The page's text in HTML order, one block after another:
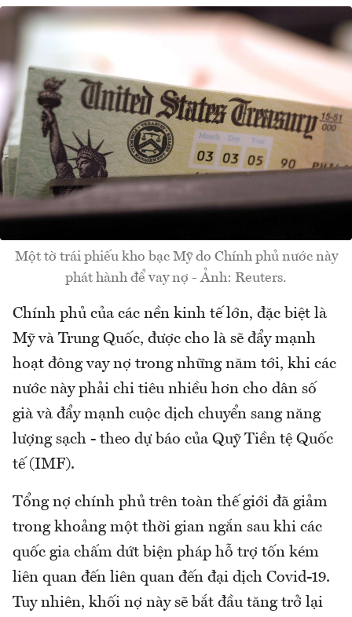
Một tờ trái phiếu kho bạc Mỹ do Chính phủ nước này
phát hành để vay nợ - Ảnh: Reuters.
Chính phủ của các nền kinh tế lớn, đặc biệt là
Mỹ và Trung Quốc, được cho là sẽ đẩy mạnh
hoạt đông vay nợ trong những năm tới, khi các
nước này phải chi tiêu nhiều hơn cho dân số
già và đẩy mạnh cuộc dịch chuyển sang năng
lượng sạch - theo dự báo của Quỹ Tiền tệ Quốc
tế (IMF).
Tổng nợ chính phủ trên toàn thế giới đã giảm
trong khoảng một thời gian ngắn sau khi các
quốc gia chấm dứt biện pháp hỗ trợ tốn kém
liên quan đến liên quan đến đại dịch Covid-19.
Tuy nhiên, khối nợ này sẽ bắt đầu tăng trở lại